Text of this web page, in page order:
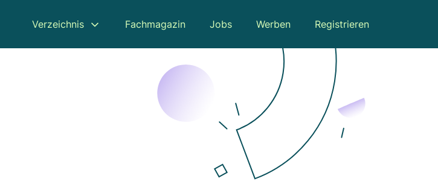
Verzeichnis Fachmagazin Jobs Werben Registrieren